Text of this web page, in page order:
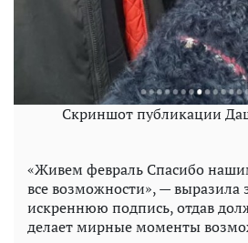
Скриншот публикации
«Живем февраль Спасибо
все возможности», — выразила
искреннюю подпись, отдав
делает мирные моменты